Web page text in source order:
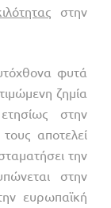
στην
φυτά
ζημία
στην
αποτελεί
την
στην
ευρωπαϊκή